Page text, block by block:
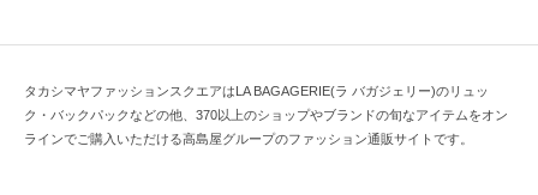
タカシマヤファッションスクエアはLA BAGAGERIE(ラ バガジェリー)のリュッ
ク・バックパックなどの他、370以上のショップやブランドの旬なアイテムをオン
ラインでご購入いただける高島屋グループのファッション通販サイトです。